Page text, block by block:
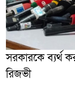
সরকারকে ব্যর্থ
রিজভী